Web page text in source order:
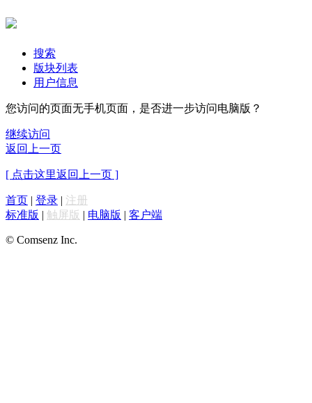
搜索
版块列表
用户信息
您访问的页面无手机页面，是否进一步访问电脑版？
继续访问
返回上一页
[ 点击这里返回上一页 ]
首页 | 登录 | 注册
标准版 | 触屏版 | 电脑版 | 客户端
© Comsenz Inc.